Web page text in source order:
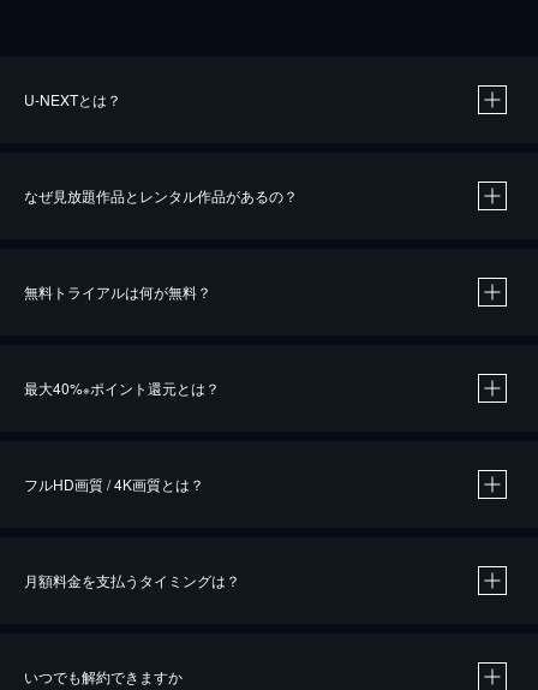
U-NEXTとは？
なぜ見放題作品とレンタル作品があるの？
無料トライアルは何が無料？
最大40%※ポイント還元とは？
※40％ポイント還元の対象は、クレジットカード決済による作品の購入 / レンタルです。
iOSアプリのUコイン決済による作品の購入 / レンタルは、20％のポイント還元です。
フルHD画質 / 4K画質とは？
月額料金を支払うタイミングは？
いつでも解約できますか